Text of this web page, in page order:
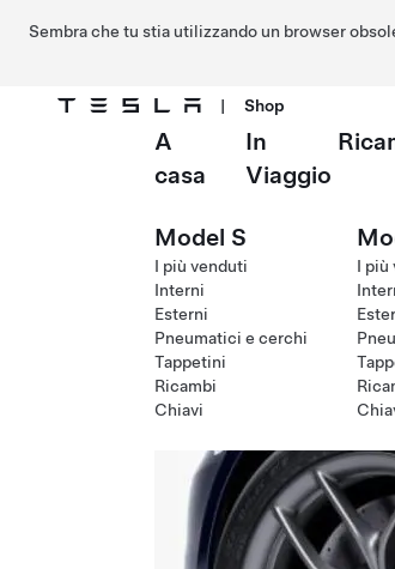
Sembra che tu stia utilizzando un browser
Passa al contenuto principale
| Shop
A
casa
In
Viaggio
Model S
I più venduti
Interni
Esterni
Pneumatici e cerchi
Tappetini
Ricambi
Chiavi
I più